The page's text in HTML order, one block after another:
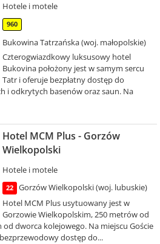
Hotele i motele
960
Bukowina Tatrzańska (woj. małopolskie)
Czterogwiazdkowy luksusowy hotel
Bukovina położony jest w samym sercu
Tatr i oferuje bezpłatny dostęp do
i odkrytych basenów oraz saun. Na
Hotel MCM Plus - Gorzów
Wielkopolski
Hotele i motele
22
Gorzów Wielkopolski (woj. lubuskie)
Hotel MCM Plus usytuowany jest w
Gorzowie Wielkopolskim, 250 metrów od
od dworca kolejowego. Na miejscu Goście
dostęp do...